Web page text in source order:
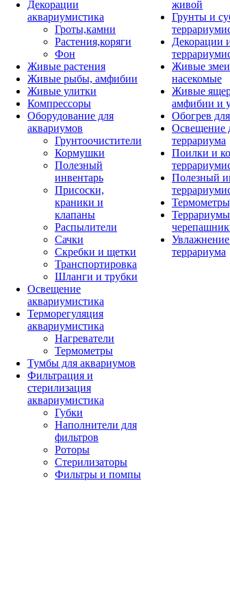
Декорации
аквариумистика
Гроты,камни
Растения,коряги
Фон
Живые растения
Живые рыбы, амфибии
Живые улитки
Компрессоры
Оборудование для
аквариумов
Грунтоочистители
Кормушки
Полезный
инвентарь
Присоски,
краники и
клапаны
Распылители
Сачки
Скребки и щетки
Транспортировка
Шланги и трубки
Освещение
аквариумистика
Терморегуляция
аквариумистика
Нагреватели
Термометры
Тумбы для аквариумов
Фильтрация и
стерилизация
аквариумистика
Губки
Наполнители для
фильтров
Роторы
Стерилизаторы
Фильтры и помпы
живой
Грунты и
Декорации
Живые
насекомые
Живые
амфибии и
Обогрев
Освещение
террариума
Поилки и
Полезный
террариума